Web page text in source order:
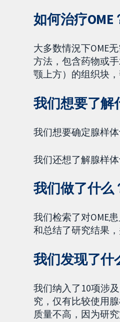
如何治疗OME
大多数情況下OME
方法，包含药物或
颚上方）的组织块
我们想要了解
我们想要确定腺样
我们还想了解腺样
我们做了什么
我们检索了对OME
和总结了研究结果
我们发现了什
我们纳入了10项涉
究，仅有比较使用
质量不高，因为研